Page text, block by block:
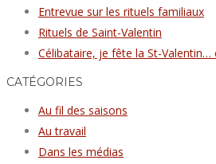
Entrevue sur les rituels familiaux
Rituels de Saint-Valentin
Célibataire, je fête la St-Valentin…
CATÉGORIES
Au fil des saisons
Au travail
Dans les médias